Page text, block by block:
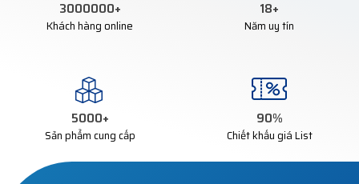
3000000+
Khách hàng online
18+
Năm uy tín
5000+
Sản phẩm cung cấp
90%
Chiết khấu giá List